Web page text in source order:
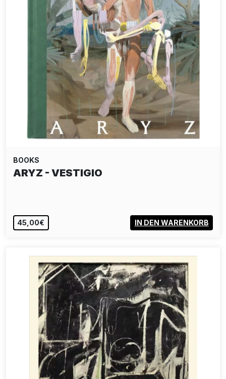
BOOKS
ARYZ - VESTIGIO
45,00€ IN DEN WARENKORB